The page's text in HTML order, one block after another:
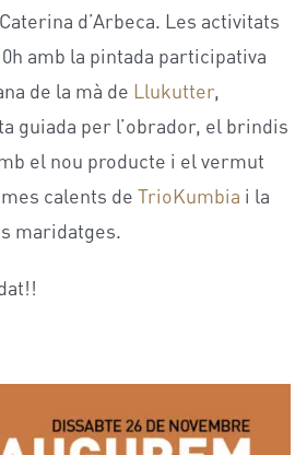
d’Arbeca. Les activitats
amb la pintada participativa
de la mà de Llukutter,
guiada per l’obrador, el brindis
el nou producte i el vermut
calents de TrioKumbia i la
maridatges.